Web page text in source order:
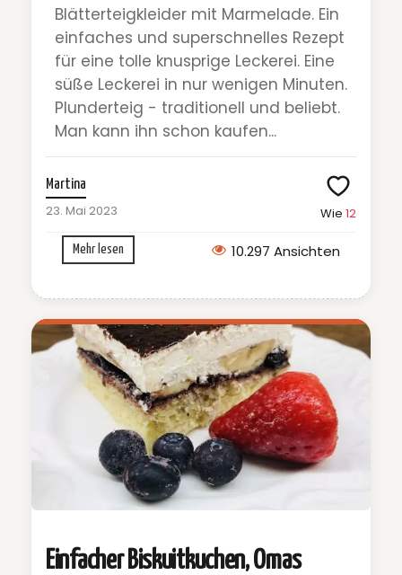
Blätterteigkleider mit Marmelade. Ein
einfaches und superschnelles Rezept
für eine tolle knusprige Leckerei. Eine
süße Leckerei in nur wenigen Minuten.
Plunderteig - traditionell und beliebt.
Man kann ihn schon kaufen...
Martina
23. Mai 2023 Wie 12
Mehr lesen 10.297 Ansichten
Einfacher Biskuitkuchen, Omas